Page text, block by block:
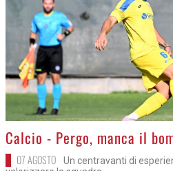
>
Calcio - Pergo, manca il
07 AGOSTO
Un centravanti di